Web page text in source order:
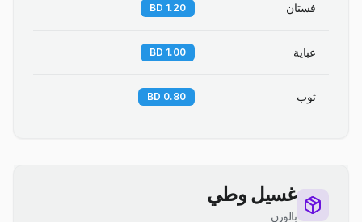
فستان 1.20 BD
عباية 1.00 BD
ثوب 0.80 BD
غسيل وطي
بالوزن